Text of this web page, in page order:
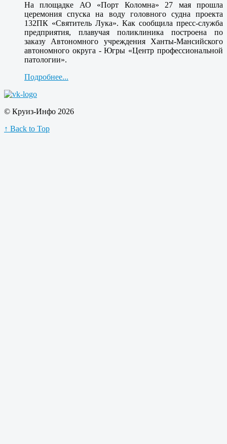
На площадке АО «Порт Коломна» 27 мая прошла
церемония спуска на воду головного судна проекта
132ПК «Святитель Лука». Как сообщила пресс-служба
предприятия, плавучая поликлиника построена по
заказу Автономного учреждения Ханты-Мансийского
автономного округа - Югры «Центр профессиональной
патологии».
Подробнее...
© Круиз-Инфо 2026
↑ Back to Top